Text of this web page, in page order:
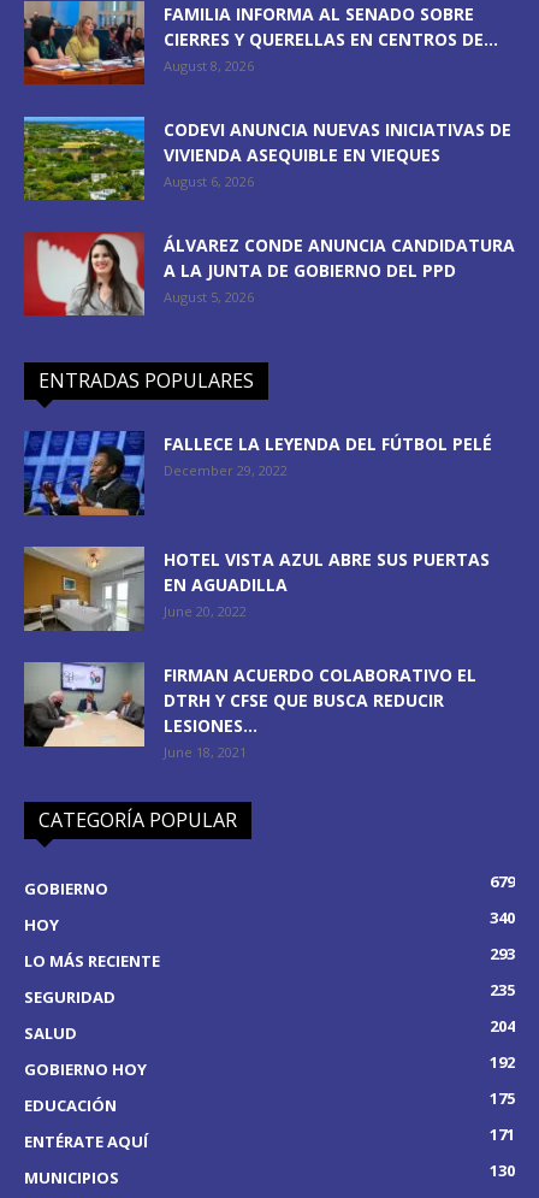
FAMILIA INFORMA AL SENADO SOBRE
CIERRES Y QUERELLAS EN CENTROS DE...
August 8, 2026
CODEVI ANUNCIA NUEVAS INICIATIVAS DE
VIVIENDA ASEQUIBLE EN VIEQUES
August 6, 2026
ÁLVAREZ CONDE ANUNCIA CANDIDATURA
A LA JUNTA DE GOBIERNO DEL PPD
August 5, 2026
ENTRADAS POPULARES
FALLECE LA LEYENDA DEL FÚTBOL PELÉ
December 29, 2022
HOTEL VISTA AZUL ABRE SUS PUERTAS
EN AGUADILLA
June 20, 2022
FIRMAN ACUERDO COLABORATIVO EL
DTRH Y CFSE QUE BUSCA REDUCIR
LESIONES...
June 18, 2021
CATEGORÍA POPULAR
GOBIERNO
679
HOY
340
LO MÁS RECIENTE
293
SEGURIDAD
235
SALUD
204
GOBIERNO HOY
192
EDUCACIÓN
175
ENTÉRATE AQUÍ
171
MUNICIPIOS
130